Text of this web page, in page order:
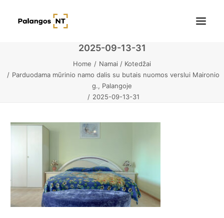
Pradžia
Žemės sklypai
Kontaktai
2025-09-13-31
Home
Namai / Kotedžai
Parduodama mūrinio namo dalis su butais nuomos verslui Maironio
g., Palangoje
2025-09-13-31